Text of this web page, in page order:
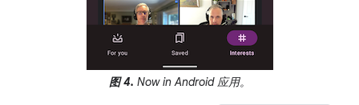
图 4. Now in Android 应用。